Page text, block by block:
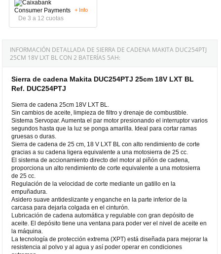
De 3 a 12 cuotas
+ Info
INFORMACIÓN DETALLADA DE SIERRA DE CADENA MAKITA DUC254PTJ
25CM 18V LXT BL CON 2 BATERÍAS 5AH:
Sierra de cadena Makita DUC254PTJ 25cm 18V LXT BL
Ref. DUC254PTJ
Sierra de cadena 25cm 18V LXT BL.
Sin cambios de aceite, limpieza de filtro y drenaje de combustible.
Sistema Servopar. Aumenta el par motor presionando el interruptor varios
segundos hasta que la luz se ponga amarilla. Ideal para cortar ramas
gruesas o duras.
Sierra de cadena de 25 cm, 18 V LXT BL con alto rendimiento de corte
gracias a su cadena ligera equivalente a una motosierra de 25 cc.
El sistema de accionamiento directo del motor al piñón de cadena,
proporciona un alto rendimiento de corte equivalente a una motosierra
de 25 cc.
Regulación de la velocidad de corte mediante un gatillo en la
empuñadura.
Asidero suave antideslizante y enganche en la parte inferior de la
carcasa para dejarla colgada en el cinturón.
Lubricación de cadena automática y regulable con gran depósito de
aceite. El depósito tiene una ventana para poder ver el nivel de aceite en
la máquina.
La tecnología de protección extrema (XPT) está diseñada para mejorar la
resistencia al polvo y al agua y así poder operar en condiciones